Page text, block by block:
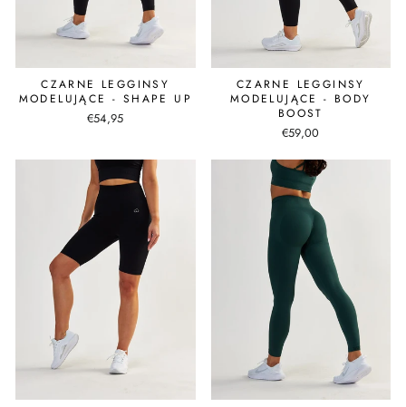
CZARNE LEGGINSY
MODELUJĄCE - SHAPE UP
€54,95
CZARNE LEGGINSY
MODELUJĄCE - BODY
BOOST
€59,00